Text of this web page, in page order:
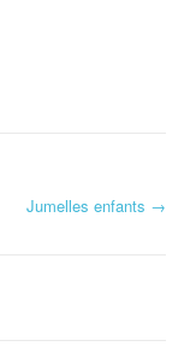
Jumelles enfants →